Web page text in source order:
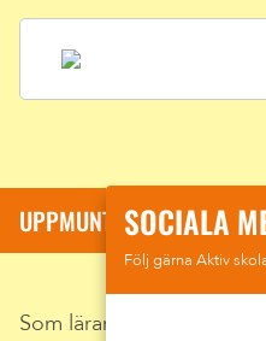
UPPMUNTRA DINA ELEVER
Som lärare kan du enkelt
SOCIALA
Följ gärna Aktiv